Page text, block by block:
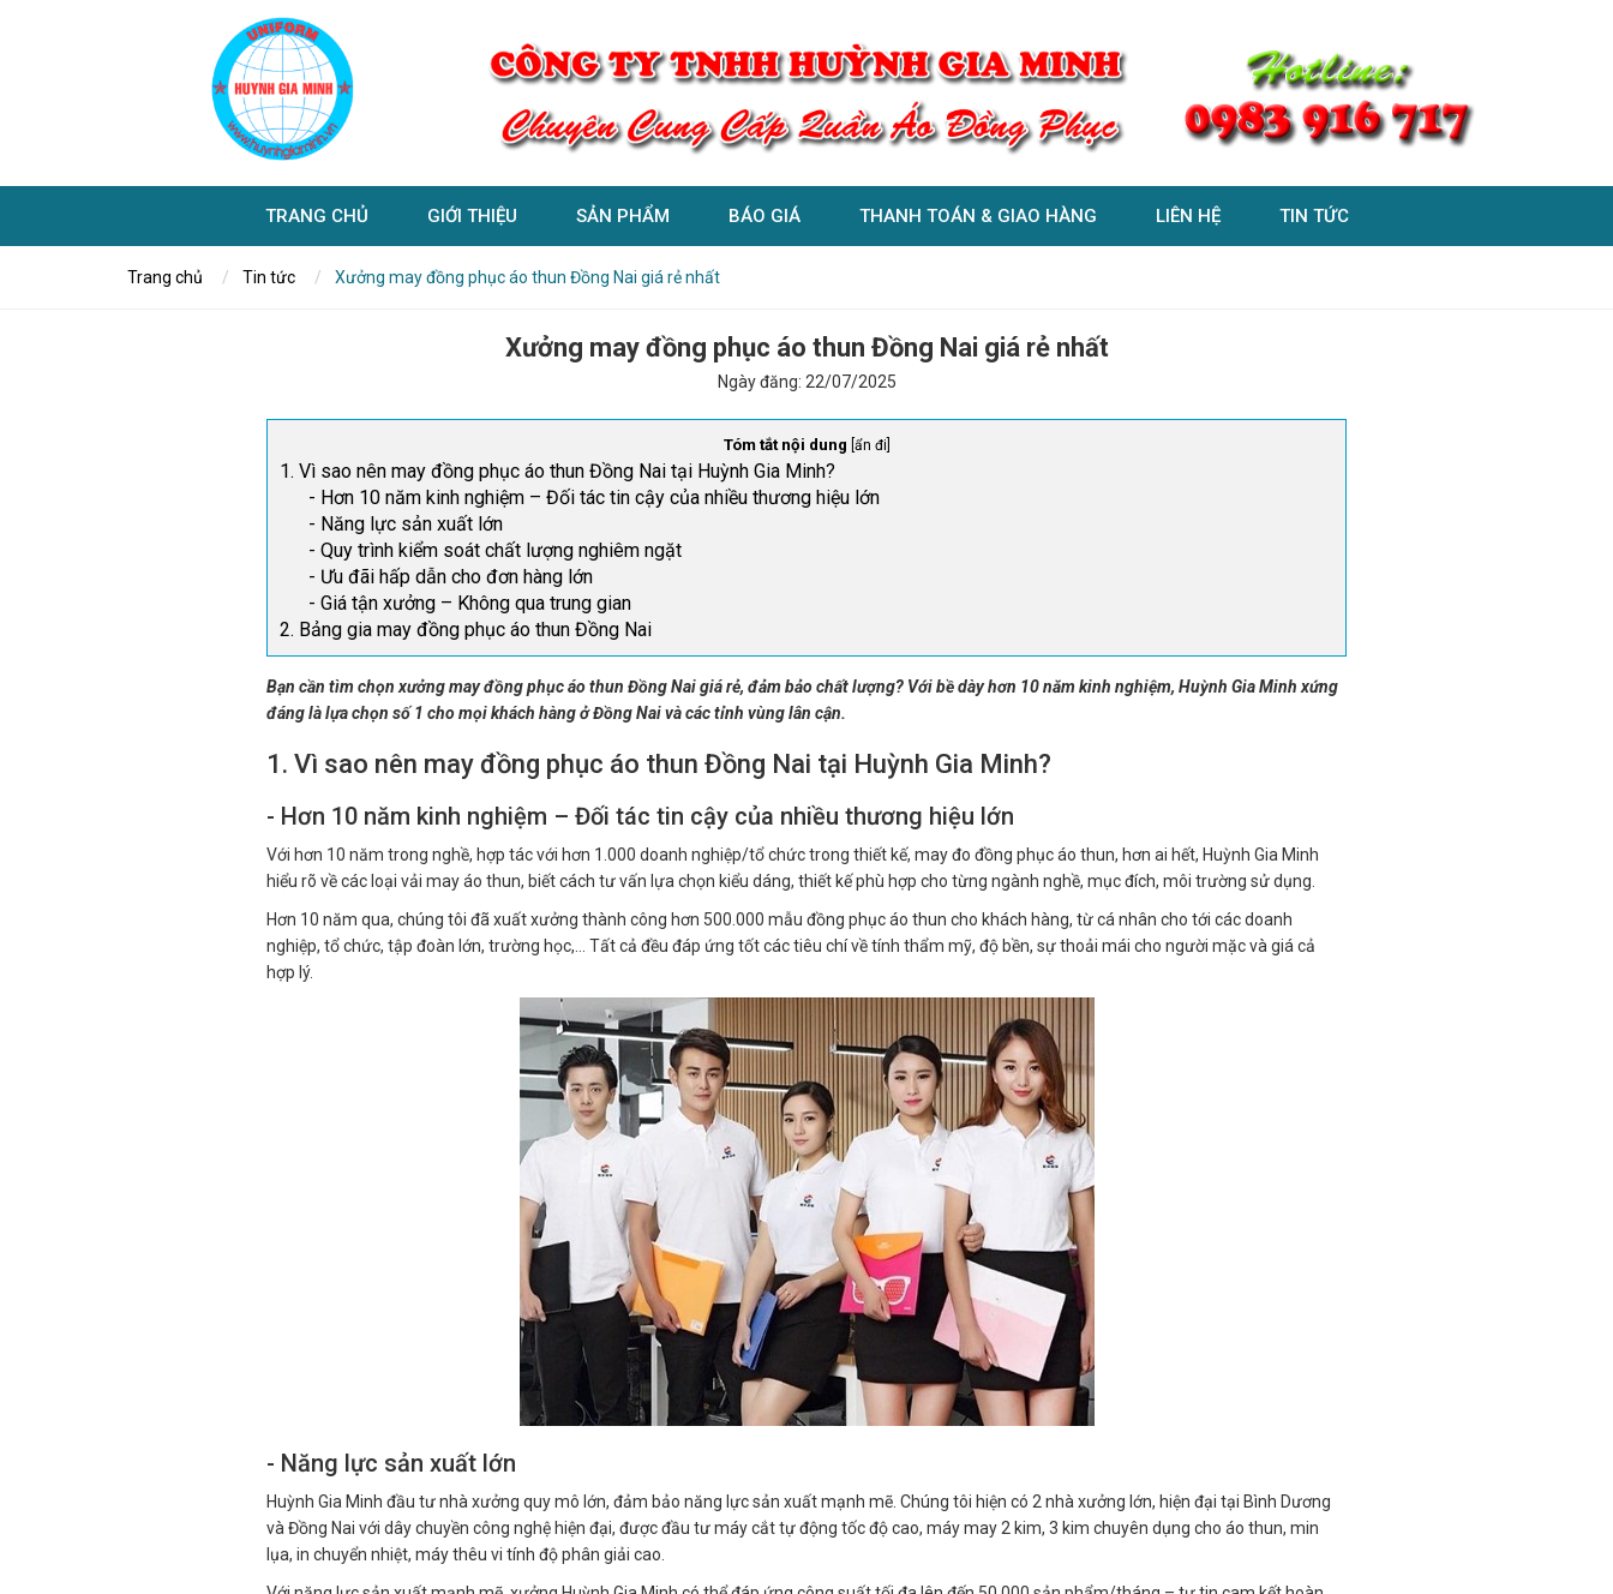
TRANG CHỦ GIỚI THIỆU SẢN PHẨM BÁO GIÁ THANH TOÁN & GIAO HÀNG LIÊN HỆ TIN TỨC
Trang chủ Tin tức Xưởng may đồng phục áo thun Đồng Nai giá rẻ nhất
Xưởng may đồng phục áo thun Đồng Nai giá rẻ nhất
Ngày đăng: 22/07/2025
Tóm tắt nội dung ẩn đi
1. Vì sao nên may đồng phục áo thun Đồng Nai tại Huỳnh Gia Minh?
- Hơn 10 năm kinh nghiệm – Đối tác tin cậy của nhiều thương hiệu lớn
- Năng lực sản xuất lớn
- Quy trình kiểm soát chất lượng nghiêm ngặt
- Ưu đãi hấp dẫn cho đơn hàng lớn
- Giá tận xưởng – Không qua trung gian
2. Bảng gia may đồng phục áo thun Đồng Nai
Bạn cần tìm chọn xưởng may đồng phục áo thun Đồng Nai giá rẻ, đảm bảo chất lượng? Với bề dày hơn 10 năm kinh nghiệm, Huỳnh Gia Minh xứng
đáng là lựa chọn số 1 cho mọi khách hàng ở Đồng Nai và các tỉnh vùng lân cận.
1. Vì sao nên may đồng phục áo thun Đồng Nai tại Huỳnh Gia Minh?
- Hơn 10 năm kinh nghiệm – Đối tác tin cậy của nhiều thương hiệu lớn
Với hơn 10 năm trong nghề, hợp tác với hơn 1.000 doanh nghiệp/tổ chức trong thiết kế, may đo đồng phục áo thun, hơn ai hết, Huỳnh Gia Minh
hiểu rõ về các loại vải may áo thun, biết cách tư vấn lựa chọn kiểu dáng, thiết kế phù hợp cho từng ngành nghề, mục đích, môi trường sử dụng.
Hơn 10 năm qua, chúng tôi đã xuất xưởng thành công hơn 500.000 mẫu đồng phục áo thun cho khách hàng, từ cá nhân cho tới các doanh
nghiệp, tổ chức, tập đoàn lớn, trường học,… Tất cả đều đáp ứng tốt các tiêu chí về tính thẩm mỹ, độ bền, sự thoải mái cho người mặc và giá cả
hợp lý.
- Năng lực sản xuất lớn
Huỳnh Gia Minh đầu tư nhà xưởng quy mô lớn, đảm bảo năng lực sản xuất mạnh mẽ. Chúng tôi hiện có 2 nhà xưởng lớn, hiện đại tại Bình Dương
và Đồng Nai với dây chuyền công nghệ hiện đại, được đầu tư máy cắt tự động tốc độ cao, máy may 2 kim, 3 kim chuyên dụng cho áo thun, min
lụa, in chuyển nhiệt, máy thêu vi tính độ phân giải cao.